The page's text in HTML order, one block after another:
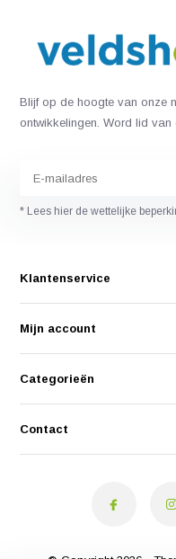
Blijf op de hoogte van onze
ontwikkelingen. Word lid
* Lees hier de wettelijke
Klantenservice
Mijn account
Categorieën
Contact